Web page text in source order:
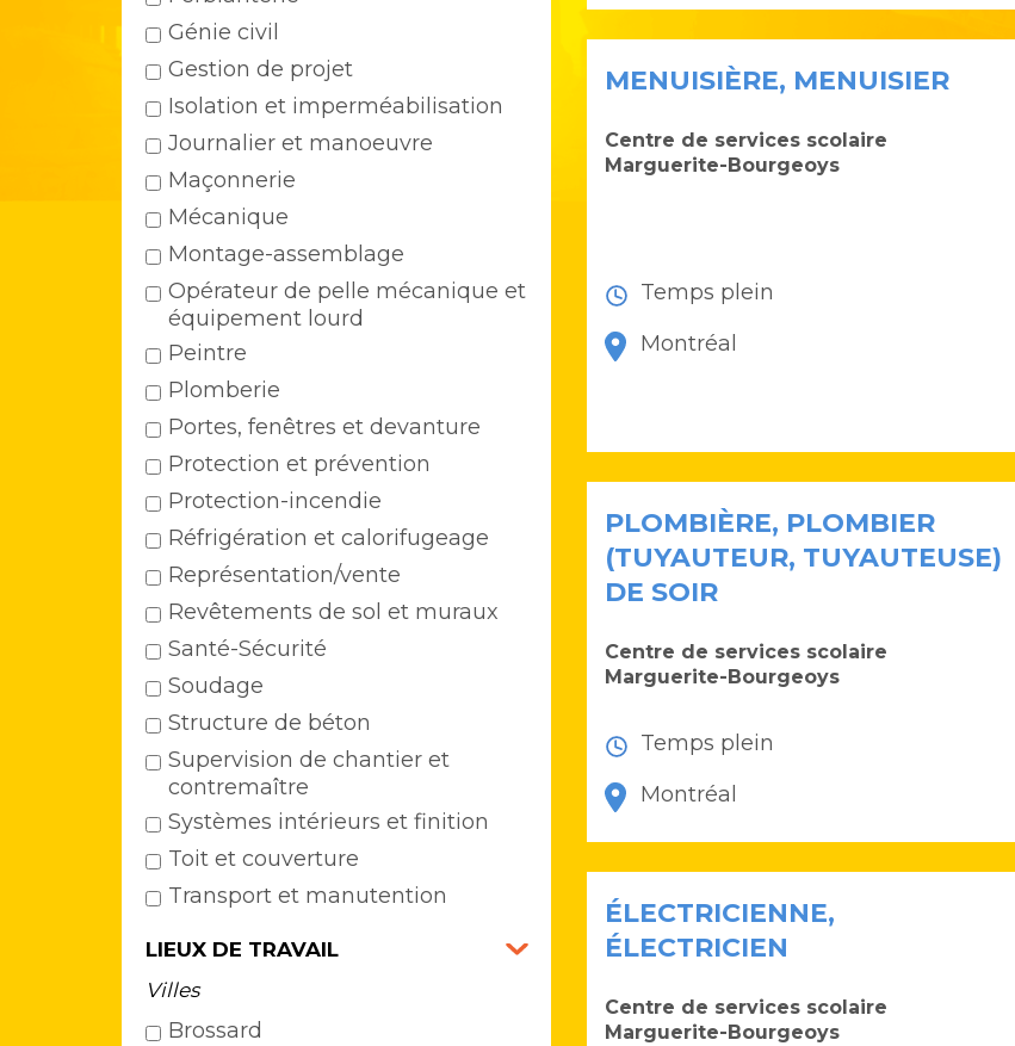
Génie civil
Gestion de projet
Isolation et imperméabilisation
Journalier et manoeuvre
Maçonnerie
Mécanique
Montage-assemblage
Opérateur de pelle mécanique et
équipement lourd
Peintre
Plomberie
Portes, fenêtres et devanture
Protection et prévention
Protection-incendie
Réfrigération et calorifugeage
Représentation/vente
Revêtements de sol et muraux
Santé-Sécurité
Soudage
Structure de béton
Supervision de chantier et
contremaître
Systèmes intérieurs et finition
Toit et couverture
Transport et manutention
LIEUX DE TRAVAIL
Villes
Brossard
MENUISIÈRE, MENUISIER
Centre de services scolaire
Marguerite-Bourgeoys
Temps plein
Montréal
PLOMBIÈRE, PLOMBIER
(TUYAUTEUR, TUYAUTEUSE)
DE SOIR
Centre de services scolaire
Marguerite-Bourgeoys
Temps plein
Montréal
ÉLECTRICIENNE,
ÉLECTRICIEN
Centre de services scolaire
Marguerite-Bourgeoys